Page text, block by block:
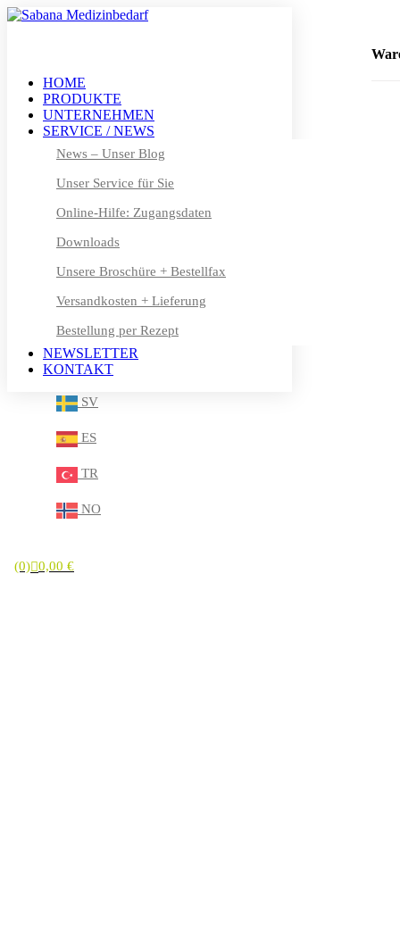
+49 (0) 611 – 50 46 40 8-0
MEIN KONTO
DE
DE
EN
FR
NL
FI
IT
SV
ES
TR
NO
(0) 0,00 €
HOME
PRODUKTE
UNTERNEHMEN
SERVICE / NEWS
News – Unser Blog
Unser Service für Sie
Online-Hilfe: Zugangsdaten
Downloads
Unsere Broschüre + Bestellfax
Versandkosten + Lieferung
Bestellung per Rezept
NEWSLETTER
KONTAKT